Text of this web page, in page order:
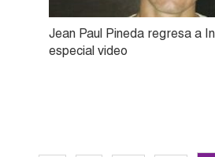
Jean Paul Pineda regresa a
especial video